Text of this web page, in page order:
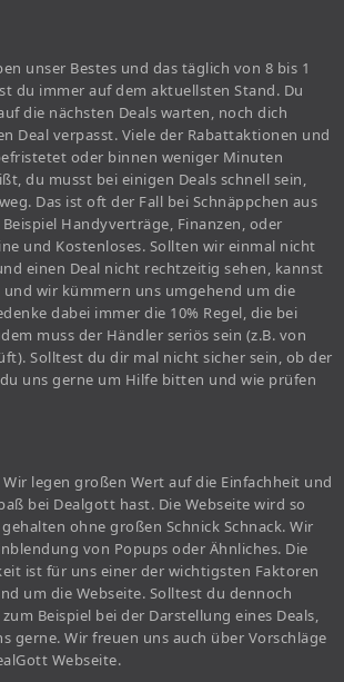
unser Bestes und das täglich von 8 bis 1
du immer auf dem aktuellsten Stand. Du
die nächsten Deals warten, noch dich
Deal verpasst. Viele der Rabattaktionen und
oder binnen weniger Minuten
du musst bei einigen Deals schnell sein,
Das ist oft der Fall bei Schnäppchen aus
Handyverträge, Finanzen, oder
und Kostenloses. Sollten wir einmal nicht
einen Deal nicht rechtzeitig sehen, kannst
und wir kümmern uns umgehend um die
dabei immer die 10% Regel, die bei
muss der Händler seriös sein (z.B. von
Solltest du dir mal nicht sicher sein, ob der
uns gerne um Hilfe bitten und wie prüfen
legen großen Wert auf die Einfachheit und
bei Dealgott hast. Die Webseite wird so
ohne großen Schnick Schnack. Wir
von Popups oder Ähnliches. Die
ist für uns einer der wichtigsten Faktoren
um die Webseite. Solltest du dennoch
Beispiel bei der Darstellung eines Deals,
gerne. Wir freuen uns auch über Vorschläge
Webseite.